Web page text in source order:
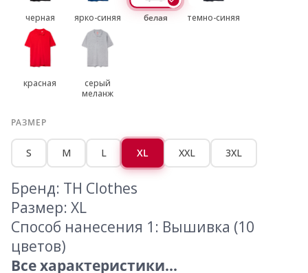
черная ярко-синяя белая темно-синяя
красная
серый
меланж
РАЗМЕР
S M L XL XXL 3XL
Бренд: TH Clothes
Размер: XL
Способ нанесения 1: Вышивка (10
цветов)
Все характеристики...